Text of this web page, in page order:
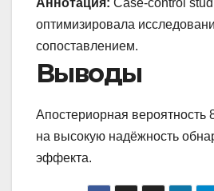
оптимизировала
сопоставлением.
Выводы
Апостериорная вероятность
на высокую надёжность
эффекта.